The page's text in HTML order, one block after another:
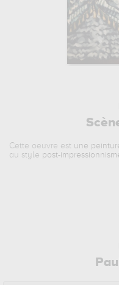
Cette oeuvre est une
au style post-